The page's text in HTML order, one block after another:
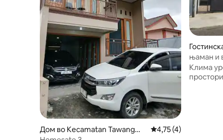
Дом во Kecamatan Tawangma
Просечна оцена:
4,75 (4)
jo
њаман и
Клима
простори